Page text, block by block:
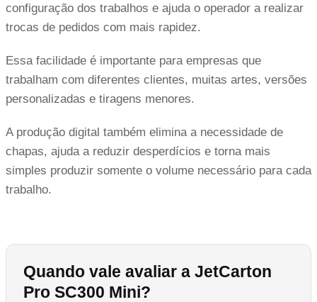
configuração dos trabalhos e ajuda o operador a realizar
trocas de pedidos com mais rapidez.
Essa facilidade é importante para empresas que
trabalham com diferentes clientes, muitas artes, versões
personalizadas e tiragens menores.
A produção digital também elimina a necessidade de
chapas, ajuda a reduzir desperdícios e torna mais
simples produzir somente o volume necessário para cada
trabalho.
Quando vale avaliar a JetCarton
Pro SC300 Mini?